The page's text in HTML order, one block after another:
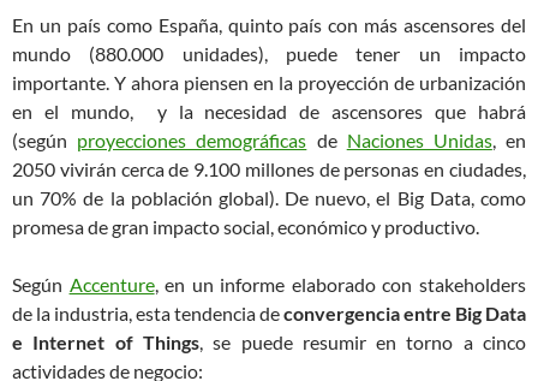
En un país como España, quinto país con más ascensores del
mundo (880.000 unidades), puede tener un impacto
importante. Y ahora piensen en la proyección de urbanización
en el mundo, y la necesidad de ascensores que habrá
(según proyecciones demográficas de Naciones Unidas, en
2050 vivirán cerca de 9.100 millones de personas en ciudades,
un 70% de la población global). De nuevo, el Big Data, como
promesa de gran impacto social, económico y productivo.
Según Accenture, en un informe elaborado con stakeholders
de la industria, esta tendencia deconvergencia entre Big Data
e Internet of Things, se puede resumir en torno a cinco
actividades de negocio: